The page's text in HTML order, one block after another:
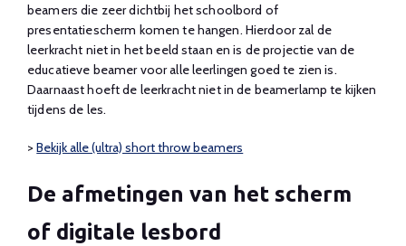
beamers die zeer dichtbij het schoolbord of
presentatiescherm komen te hangen. Hierdoor zal de
leerkracht niet in het beeld staan en is de projectie van de
educatieve beamer voor alle leerlingen goed te zien is.
Daarnaast hoeft de leerkracht niet in de beamerlamp te kijken
tijdens de les.
>Bekijk alle (ultra) short throw beamers
De afmetingen van het scherm
of digitale lesbord